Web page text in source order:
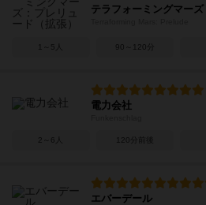
テラフォーミングマーズ
1～5人 90～120分
電力会社
2～6人 120分前後
エバーデール